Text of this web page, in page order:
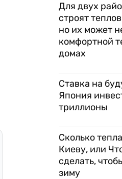
Для двух
строят
но их может
комфортной
домах
Ставка на
Япония
триллионы
Сколько
Киеву, или
сделать,
зиму